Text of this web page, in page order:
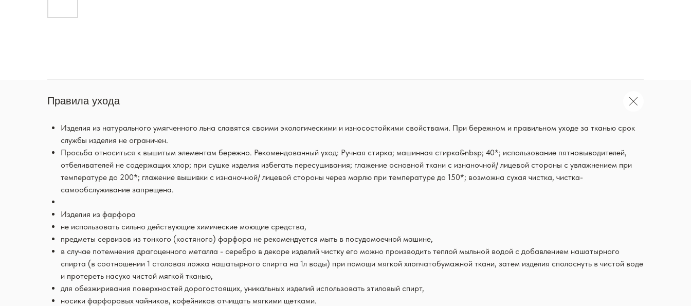
Правила ухода
Изделия из натурального умягченного льна славятся своими экологическими и износостойкими свойствами. При бережном и правильном уходе за тканью срок
службы изделия не ограничен.
Просьба относиться к вышитым элементам бережно. Рекомендованный уход: Ручная стирка; машинная стирка&nbsp; 40*; использование пятновыводителей,
отбеливателей не содержащих хлор; при сушке изделия избегать пересушивания; глажение основной ткани с изнаночной/ лицевой стороны с увлажнением при
температуре до 200*; глажение вышивки с изнаночной/ лицевой стороны через марлю при температуре до 150*; возможна сухая чистка, чистка-
самообслуживание запрещена.
Изделия из фарфора
не использовать сильно действующие химические моющие средства,
предметы сервизов из тонкого (костяного) фарфора не рекомендуется мыть в посудомоечной машине,
в случае потемнения драгоценного металла - серебро в декоре изделий чистку его можно производить теплой мыльной водой с добавлением нашатырного
спирта (в соотношении 1 столовая ложка нашатырного спирта на 1л воды) при помощи мягкой хлопчатобумажной ткани, затем изделия сполоснуть в чистой воде
и протереть насухо чистой мягкой тканью,
для обезжиривания поверхностей дорогостоящих, уникальных изделий использовать этиловый спирт,
носики фарфоровых чайников, кофейников отчищать мягкими щетками.